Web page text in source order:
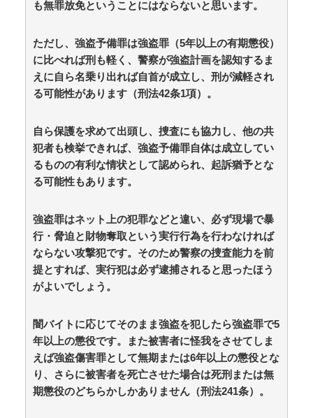
も無罪放免ということにはならないと思います。
ただし、強盗予備罪は強盗罪（5年以上の有期懲役）
に比べれば刑も軽く、警察が強盗計画を認知するま
えに自ら名乗り出れば自首が成立し、刑が減軽され
る可能性があります（刑法42条1項）。
自ら保護を求めて出頭し、捜査にも協力し、他の共
犯者も検挙できれば、強盗予備罪自体は成立してい
るものの有利な情状として認められ、起訴猶予とな
る可能性もあります。
強盗罪はネット上の犯罪などと違い、必ず現場で暴
行・脅迫と財物奪取という実行行為を行わなければ
ならない攻撃犯です。そのため警察の捜査能力を前
提とすれば、実行犯は必ず逮捕されると思ったほう
がよいでしょう。
闇バイトに応じてそのまま強盗を犯したら強盗罪で5
年以上の懲役です。また被害者に怪我をさせてしま
えば強盗傷害罪として無期または6年以上の懲役とな
り、さらに被害者を死亡させた場合は死刑または無
期懲役のどちらかしかありません（刑法241条）。